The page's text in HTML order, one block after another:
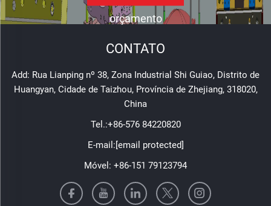
orçamento
CONTATO
Add: Rua Lianping nº 38, Zona Industrial Shi Guiao, Distrito de
Huangyan, Cidade de Taizhou, Província de Zhejiang, 318020,
China
Tel.:+86-576 84220820
E-mail:[email protected]
Móvel: +86-151 79123794